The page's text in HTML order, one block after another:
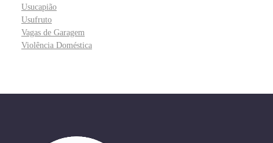
Usucapião
Usufruto
Vagas de Garagem
Violência Doméstica